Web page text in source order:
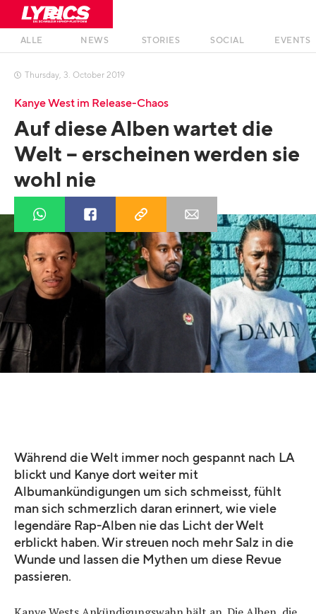
ALLE NEWS STORIES SOCIAL EVENTS
 Thursday, 3. October 2019
Kanye West im Release-Chaos
Auf diese Alben wartet die
Welt – erscheinen werden sie
wohl nie
Während die Welt immer noch gespannt nach LA
blickt und Kanye dort weiter mit
Albumankündigungen um sich schmeisst, fühlt
man sich schmerzlich daran erinnert, wie viele
legendäre Rap-Alben nie das Licht der Welt
erblickt haben. Wir streuen noch mehr Salz in die
Wunde und lassen die Mythen um diese Revue
passieren.